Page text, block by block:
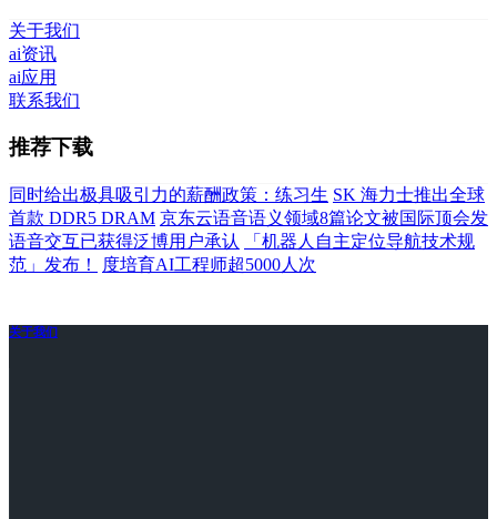
关于我们
ai资讯
ai应用
联系我们
推荐下载
同时给出极具吸引力的薪酬政策：练习生 SK 海力士推出全球
首款 DDR5 DRAM 京东云语音语义领域8篇论文被国际顶会发
语音交互已获得泛博用户承认
「机器人自主定位导航技术规
范」发布！
度培育AI工程师超5000人次
关于我们